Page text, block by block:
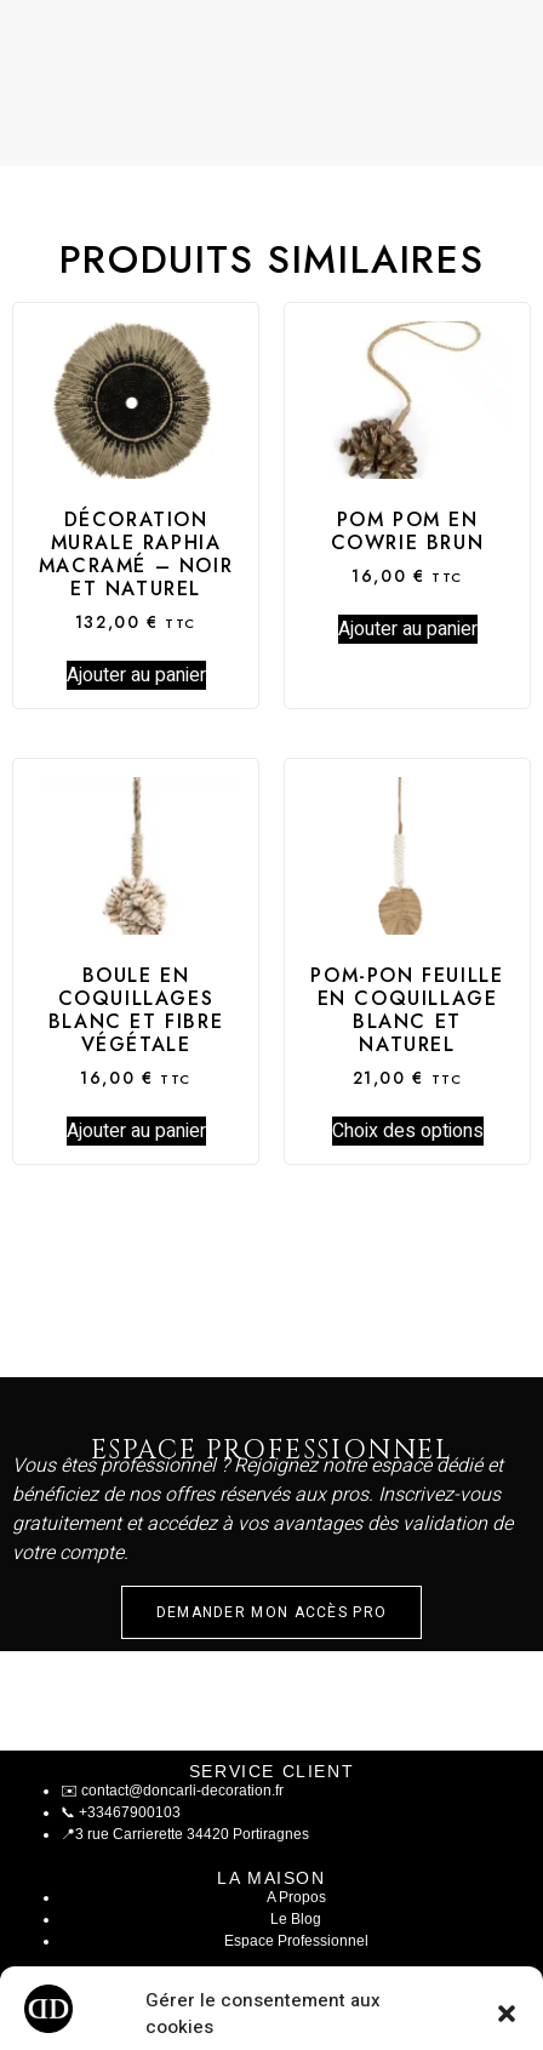
Gérer le consentement aux
cookies
PRODUITS SIMILAIRES
DÉCORATION
MURALE RAPHIA
MACRAMÉ – NOIR
ET NATUREL
132,00€ TTC
Ajouter au panier
POM POM EN
COWRIE BRUN
16,00 € TTC
Ajouter au panier
BOULE EN
COQUILLAGES
BLANC ET FIBRE
VÉGÉTALE
16,00 € TTC
Ajouter au panier
POM-PON FEUILLE
EN COQUILLAGE
BLANC ET
NATUREL
21,00€ TTC
Choix des options
ESPACE PROFESSIONNEL
Vous êtes professionnel ? Rejoignez notre espace dédié et
bénéficiez de nos offres réservés aux pros. Inscrivez-vous
gratuitement et accédez à vos avantages dès validation de
votre compte.
DEMANDER MON ACCÈS PRO
SERVICE CLIENT
✉️ contact@doncarli-decoration.fr
📞 +33467900103
📍3 rue Carrierette 34420 Portiragnes
LA MAISON
A Propos
Le Blog
Espace Professionnel
Mentions Légales